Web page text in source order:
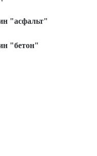
"асфальт"
"бетон"